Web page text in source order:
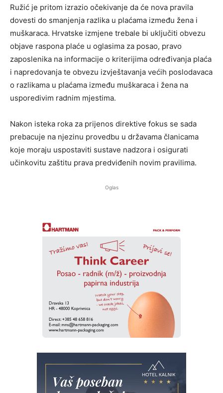
Ružić je pritom izrazio očekivanje da će nova pravila
dovesti do smanjenja razlika u plaćama između žena i
muškaraca. Hrvatske izmjene trebale bi uključiti obvezu
objave raspona plaće u oglasima za posao, pravo
zaposlenika na informacije o kriterijima određivanja plaća
i napredovanja te obvezu izvještavanja većih poslodavaca
o razlikama u plaćama između muškaraca i žena na
usporedivim radnim mjestima.
Nakon isteka roka za prijenos direktive fokus se sada
prebacuje na njezinu provedbu u državama članicama
koje moraju uspostaviti sustave nadzora i osigurati
učinkovitu zaštitu prava predviđenih novim pravilima.
Oglas